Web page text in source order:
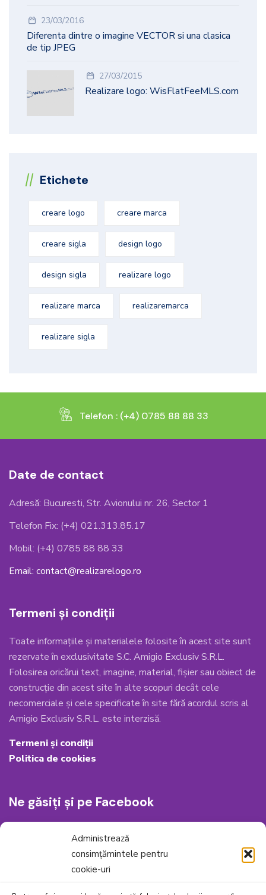
Administrează
consimțămintele pentru
cookie-uri
23/03/2016
Diferenta dintre o imagine VECTOR si una clasica
de tip JPEG
27/03/2015
Realizare logo: WisFlatFeeMLS.com
Etichete
creare logo creare marca
creare sigla design logo
design sigla realizare logo
realizare marca realizaremarca
realizare sigla
Telefon : (+4) 0785 88 88 33
Date de contact
Adresă: Bucuresti, Str. Avionului nr. 26, Sector 1
Telefon Fix: (+4) 021.313.85.17
Mobil: (+4) 0785 88 88 33
Email: contact@realizarelogo.ro
Termeni și condiții
Toate informațiile și materialele folosite în acest site sunt
rezervate în exclusivitate S.C. Amigio Exclusiv S.R.L.
Folosirea oricărui text, imagine, material, fișier sau obiect de
construcție din acest site în alte scopuri decât cele
necomerciale și cele specificate în site fără acordul scris al
Amigio Exclusiv S.R.L. este interzisă.
Termeni și condiții
Politica de cookies
Ne găsiți și pe Facebook